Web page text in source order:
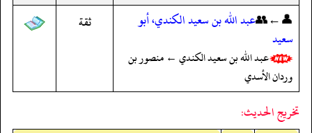
👤←👥عبد الله بن سعيد الكندي، أبو
سعيد
عبد الله بن سعيد الكندي ← منصور بن
وردان الأسدي
ثقة
تخريج الحديث: